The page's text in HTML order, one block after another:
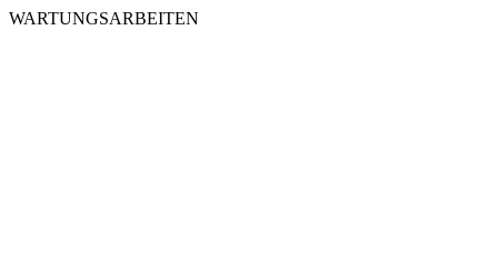
WARTUNGSARBEITEN